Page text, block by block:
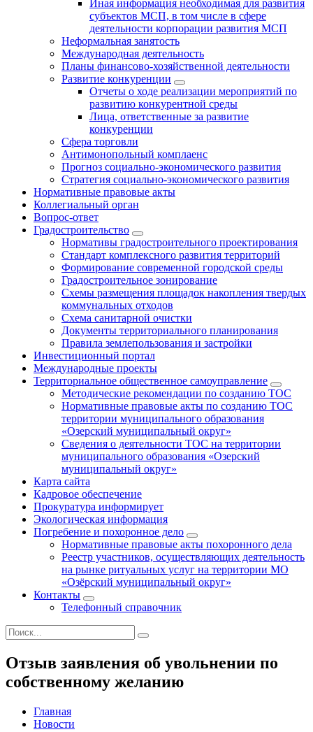
Иная информация необходимая для развития
субъектов МСП, в том числе в сфере
деятельности корпорации развития МСП
Неформальная занятость
Международная деятельность
Планы финансово-хозяйственной деятельности
Развитие конкуренции
Отчеты о ходе реализации мероприятий по
развитию конкурентной среды
Лица, ответственные за развитие
конкуренции
Сфера торговли
Антимонопольный комплаенс
Прогноз социально-экономического развития
Стратегия социально-экономического развития
Нормативные правовые акты
Коллегиальный орган
Вопрос-ответ
Градостроительство
Нормативы градостроительного проектирования
Стандарт комплексного развития территорий
Формирование современной городской среды
Градостроительное зонирование
Схемы размещения площадок накопления твердых
коммунальных отходов
Схема санитарной очистки
Документы территориального планирования
Правила землепользования и застройки
Инвестиционный портал
Международные проекты
Территориальное общественное самоуправление
Методические рекомендации по созданию ТОС
Нормативные правовые акты по созданию ТОС
территории муниципального образования
«Озерский муниципальный округ»
Сведения о деятельности ТОС на территории
муниципального образования «Озерский
муниципальный округ»
Карта сайта
Кадровое обеспечение
Прокуратура информирует
Экологическая информация
Погребение и похоронное дело
Нормативные правовые акты похоронного дела
Реестр участников, осуществляющих деятельность
на рынке ритуальных услуг на территории МО
«Озёрский муниципальный округ»
Контакты
Телефонный справочник
Отзыв заявления об увольнении по
собственному желанию
Главная
Новости